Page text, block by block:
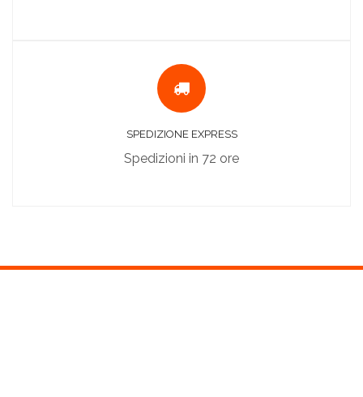
SPEDIZIONE EXPRESS
Spedizioni in 72 ore